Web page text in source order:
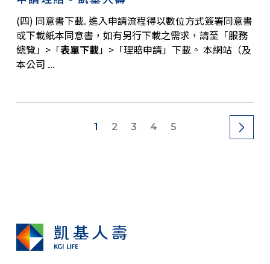
(四) 同意書下載. 進入申請流程得以數位方式簽署同意書
或下載紙本同意書，如有另行下載之需求，請至「服務
總覽」>「表單下載」>「理賠申請」下載。 本網站（及
本公司 ...
1 2 3 4 5